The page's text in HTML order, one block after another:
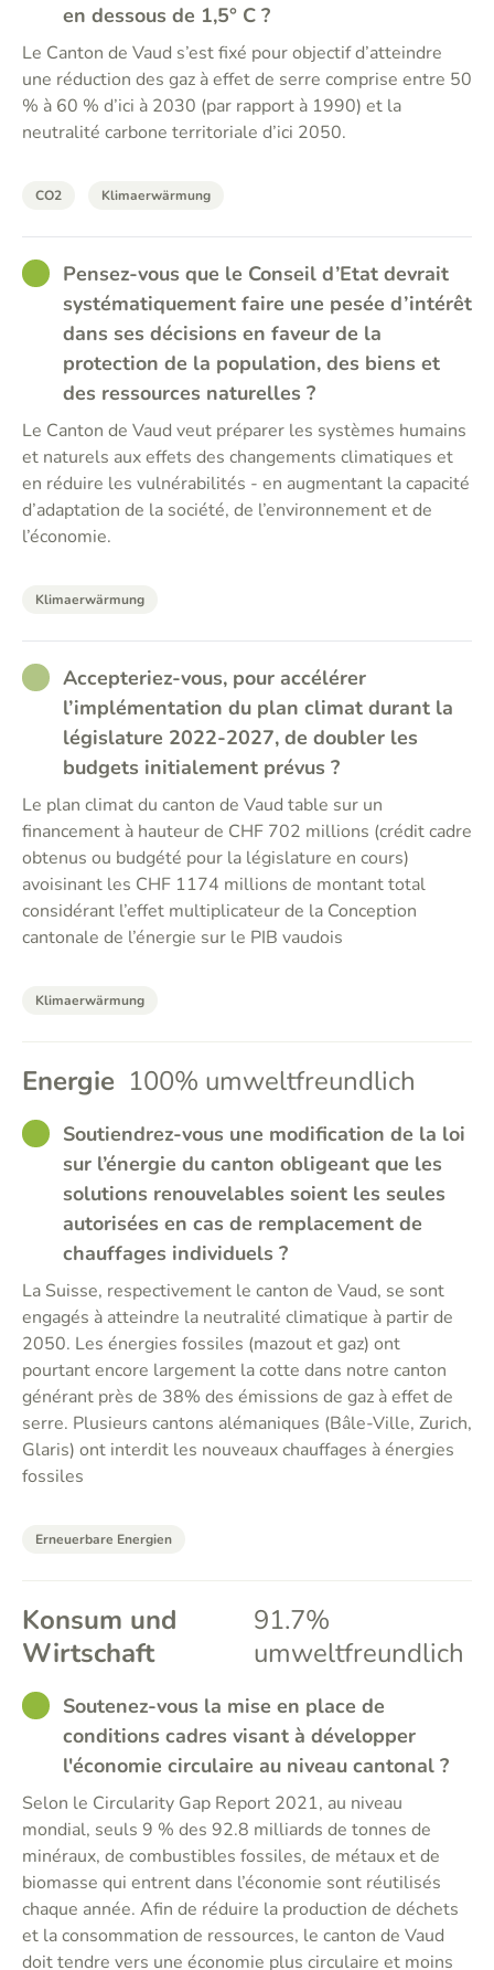
en dessous de 1,5° C ?
Le Canton de Vaud s’est fixé pour objectif d’atteindre
une réduction des gaz à effet de serre comprise entre 50
% à 60 % d’ici à 2030 (par rapport à 1990) et la
neutralité carbone territoriale d’ici 2050.
CO2 Klimaerwärmung
GOODPensez-vous que le Conseil d’Etat devrait
systématiquement faire une pesée d’intérêt
dans ses décisions en faveur de la
protection de la population, des biens et
des ressources naturelles ?
Le Canton de Vaud veut préparer les systèmes humains
et naturels aux effets des changements climatiques et
en réduire les vulnérabilités - en augmentant la capacité
d’adaptation de la société, de l’environnement et de
l’économie.
Klimaerwärmung
RATHER_GOOD
Accepteriez-vous, pour accélérer
l’implémentation du plan climat durant la
législature 2022-2027, de doubler les
budgets initialement prévus ?
Le plan climat du canton de Vaud table sur un
financement à hauteur de CHF 702 millions (crédit cadre
obtenus ou budgété pour la législature en cours)
avoisinant les CHF 1174 millions de montant total
considérant l’effet multiplicateur de la Conception
cantonale de l’énergie sur le PIB vaudois
Klimaerwärmung
Energie 100% umweltfreundlich
GOODSoutiendrez-vous une modification de la loi
sur l’énergie du canton obligeant que les
solutions renouvelables soient les seules
autorisées en cas de remplacement de
chauffages individuels ?
La Suisse, respectivement le canton de Vaud, se sont
engagés à atteindre la neutralité climatique à partir de
2050. Les énergies fossiles (mazout et gaz) ont
pourtant encore largement la cotte dans notre canton
générant près de 38% des émissions de gaz à effet de
serre. Plusieurs cantons alémaniques (Bâle-Ville, Zurich,
Glaris) ont interdit les nouveaux chauffages à énergies
fossiles
Erneuerbare Energien
Konsum und
Wirtschaft
91.7%
umweltfreundlich
GOODSoutenez-vous la mise en place de
conditions cadres visant à développer
l'économie circulaire au niveau cantonal ?
Selon le Circularity Gap Report 2021, au niveau
mondial, seuls 9 % des 92.8 milliards de tonnes de
minéraux, de combustibles fossiles, de métaux et de
biomasse qui entrent dans l’économie sont réutilisés
chaque année. Afin de réduire la production de déchets
et la consommation de ressources, le canton de Vaud
doit tendre vers une économie plus circulaire et moins